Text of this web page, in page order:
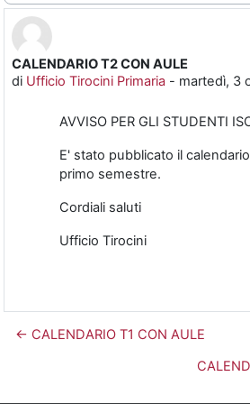
CALENDARIO T2 CON AULE
di Ufficio Tirocini Primaria - martedì, 3
Numero di risposte: 0
AVVISO PER GLI STUDENTI
E' stato pubblicato il
primo semestre.
Cordiali saluti
Ufficio Tirocini
← CALENDARIO T1 CON AULE